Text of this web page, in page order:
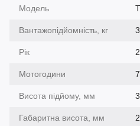
Модель
Вантажопідйомність, кг
Рік
Мотогодини
Висота підйому, мм
Габаритна висота, мм